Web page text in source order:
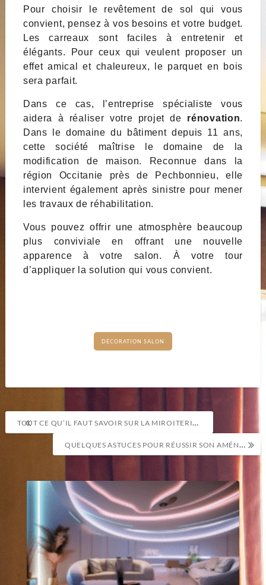
Pour choisir le revêtement de sol qui vous
convient, pensez à vos besoins et votre budget.
Les carreaux sont faciles à entretenir et
élégants. Pour ceux qui veulent proposer un
effet amical et chaleureux, le parquet en bois
sera parfait.
Dans ce cas, l’entreprise spécialistevous
aidera à réaliser votre projet de rénovation.
Dans le domaine du bâtiment depuis 11 ans,
cette société maîtrise le domaine de la
modification de maison. Reconnue dans la
région Occitanie près de Pechbonnieu, elle
intervient également après sinistre pour mener
les travaux de réhabilitation.
Vous pouvez offrir une atmosphère beaucoup
plus conviviale en offrant une nouvelle
apparence à votre salon. À votre tour
d’appliquer la solution qui vous convient.
DÉCORATION SALON
Navigation
de
l’article
TOUT CE QU’IL FAUT SAVOIR SUR LA MIROITERIE ET LA VITRERIE
QUELQUES ASTUCES POUR RÉUSSIR SON AMÉNAGEMENT INTÉRIEUR